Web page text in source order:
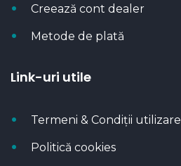
Creează cont dealer
Metode de plată
Link-uri utile
Termeni & Condiții utilizare
Politică cookies